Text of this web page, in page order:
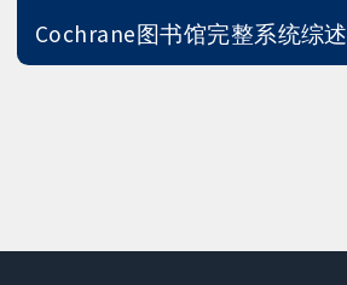
Cochrane图书馆完整系统综述